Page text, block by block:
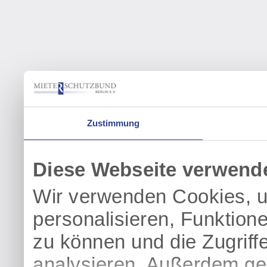
Zustimmung
Diese Webseite
Wir verwenden Cookies,
personalisieren,
zu können und die